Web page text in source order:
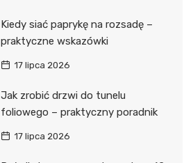
Kiedy siać paprykę na rozsadę –
praktyczne wskazówki
17 lipca 2026
Jak zrobić drzwi do tunelu
foliowego – praktyczny poradnik
17 lipca 2026